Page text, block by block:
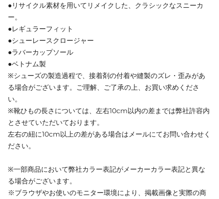
●リサイクル素材を用いてリメイクした、クラシックなスニーカ
ー。
●レギュラーフィット
●シューレースクロージャー
●ラバーカップソール
●ベトナム製
※シューズの製造過程で、接着剤の付着や縫製のズレ・歪みがあ
る場合がございます。ご理解、ご了承の上、お買い求めくださ
い。
※靴ひもの長さについては、左右10cm以内の差までは弊社許容内
とさせていただいております。
左右の紐に10cm以上の差がある場合はメールにてお問い合わせく
ださい。
※一部商品において弊社カラー表記がメーカーカラー表記と異な
る場合がございます。
※ブラウザやお使いのモニター環境により、掲載画像と実際の商